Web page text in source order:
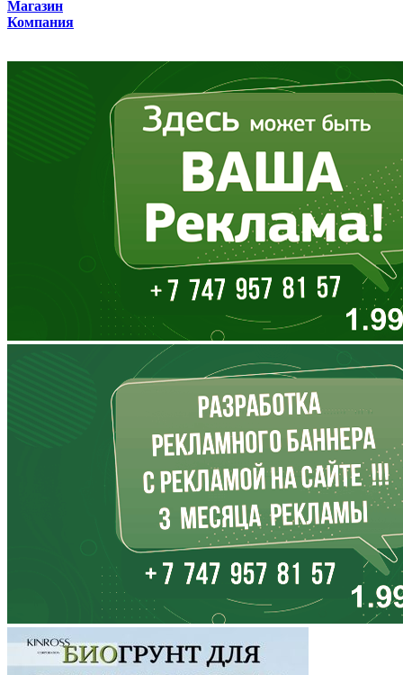
Волгоградская область
Вологодская область
Дагестан
Еврейская АО
Забайкальский край
Запорожская область
Ивановская область
Иркутская область
Кабардино-Балкария
Калининградская область
Калмыкия
Калужская область
Камчатский край
Карачаево-Черкесия
Карелия
Магазин
Компания